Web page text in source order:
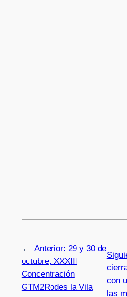
← Anterior: 29 y 30 de
octubre, XXXIII
Concentración
GTM2Rodes la Vila
con
las